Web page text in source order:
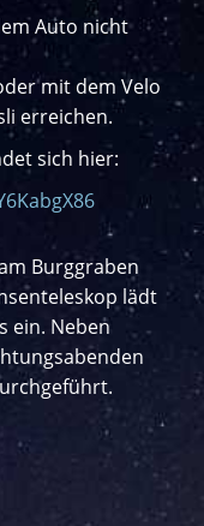
Auto nicht
mit dem Velo
erreichen.
sich hier:
Burggraben
lädt
ein. Neben